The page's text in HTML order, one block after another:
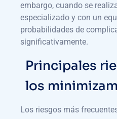
embargo, cuando se
especializado y con un
probabilidades de
significativamente.
Principales
los
Los riesgos más